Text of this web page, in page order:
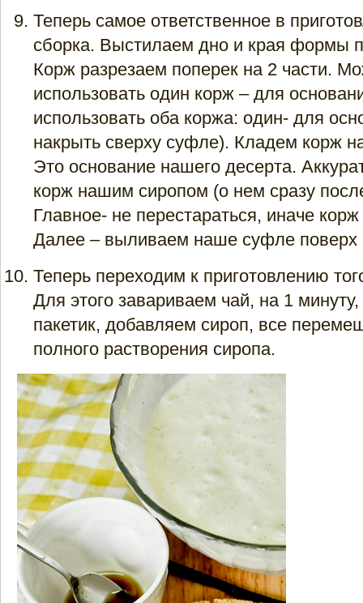
Теперь самое ответственное в
сборка. Выстилаем дно и края формы
Корж разрезаем поперек на 2 части.
использовать один корж – для
использовать оба коржа: один- для
накрыть сверху суфле). Кладем корж
Это основание нашего десерта.
корж нашим сиропом (о нем сразу
Главное- не перестараться, иначе
Далее – выливаем наше суфле поверх
Теперь переходим к приготовлению
Для этого завариваем чай, на 1
пакетик, добавляем сироп, все
полного растворения сиропа.